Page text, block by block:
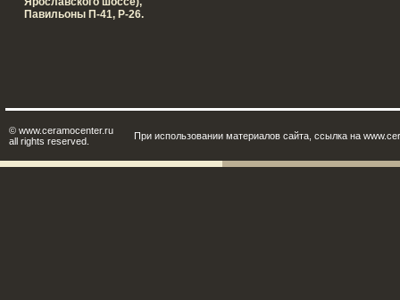
Павильоны П-41, Р-26.
© www.ceramocenter.ru
all rights reserved.
При использовании материалов сайта, ссылка на